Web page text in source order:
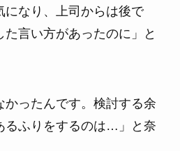
になり、上司からは後で
た言い方があったのに」と
かったんです。検討する余
るふりをするのは…」と奈